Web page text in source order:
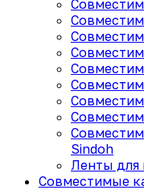
Sindoh
Ленты для
Совместимые